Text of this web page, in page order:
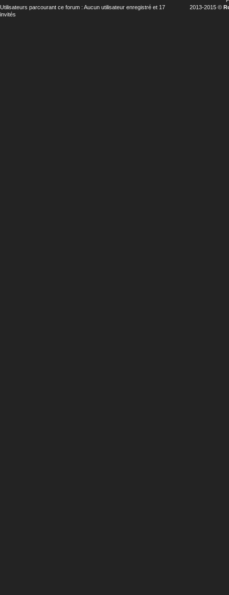
Utilisateurs parcourant ce forum : Aucun utilisateur enregistré et 17
invités
2013-2015 ©